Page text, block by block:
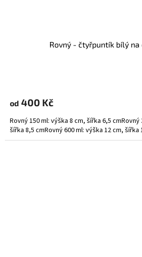
Rovný - čtyřpuntík bílý na
od 400 Kč
Rovný 150 ml: výška 8 cm, šířka 6,5 cmRovný
šířka 8,5 cmRovný 600 ml: výška 12 cm, šířka